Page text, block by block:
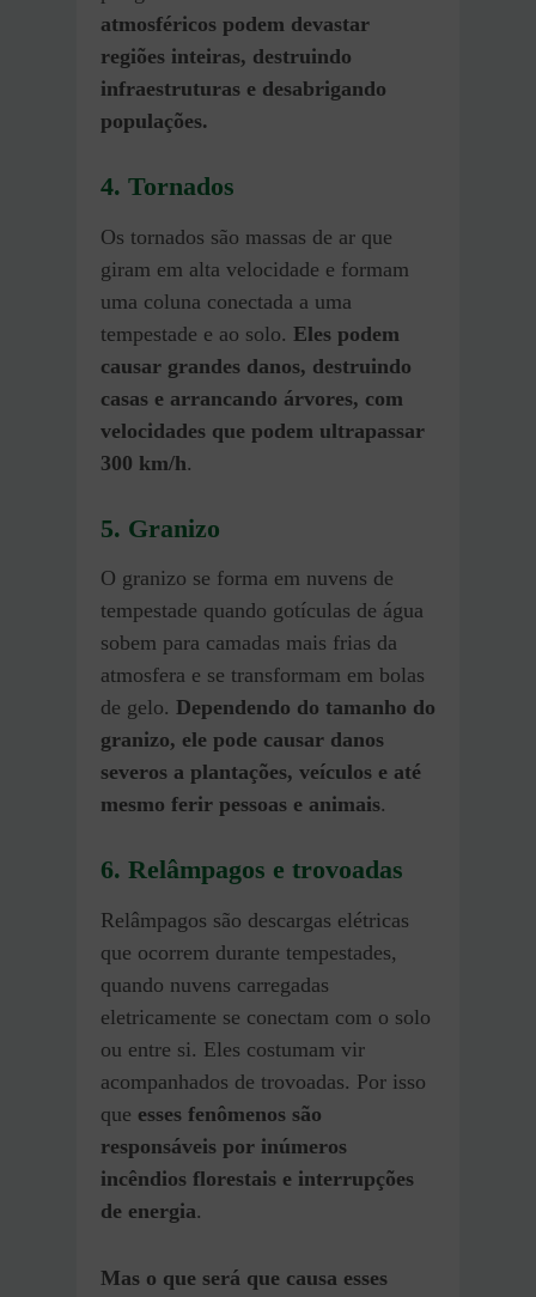
atmosféricos podem devastar
regiões inteiras, destruindo
infraestruturas e desabrigando
populações.
4. Tornados
Os tornados são massas de ar que
giram em alta velocidade e formam
uma coluna conectada a uma
tempestade e ao solo. Eles podem
causar grandes danos, destruindo
casas e arrancando árvores, com
velocidades que podem ultrapassar
300 km/h.
5. Granizo
O granizo se forma em nuvens de
tempestade quando gotículas de água
sobem para camadas mais frias da
atmosfera e se transformam em bolas
de gelo. Dependendo do tamanho do
granizo, ele pode causar danos
severos a plantações, veículos e até
mesmo ferir pessoas e animais.
6. Relâmpagos e trovoadas
Relâmpagos são descargas elétricas
que ocorrem durante tempestades,
quando nuvens carregadas
eletricamente se conectam com o solo
ou entre si. Eles costumam vir
acompanhados de trovoadas. Por isso
que esses fenômenos são
responsáveis por inúmeros
incêndios florestais e interrupções
de energia.
Mas o que será que causa esses